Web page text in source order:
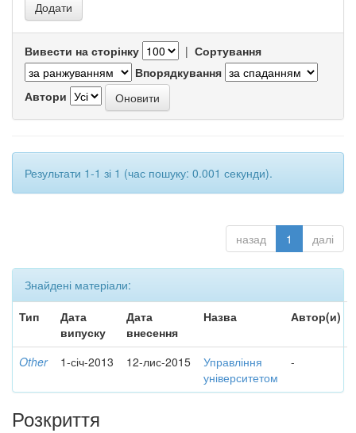
Вивести на сторінку | Сортування
Впорядкування
Автори
Результати 1-1 зі 1 (час пошуку: 0.001 секунди).
назад 1 далі
Знайдені матеріали:
Тип
Дата
випуску
Дата
внесення
Назва Автор(и)
Other 1-січ-2013 12-лис-2015
Управління
університетом
-
Розкриття